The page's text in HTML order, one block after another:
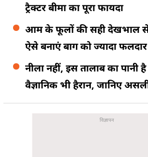
ट्रैक्टर बीमा का पूरा फायदा
आम के फूलों की सही देखभाल से
ऐसे बनाएं बाग को ज्यादा फलदार
नीला नहीं, इस तालाब का पानी
वैज्ञानिक भी हैरान, जानिए